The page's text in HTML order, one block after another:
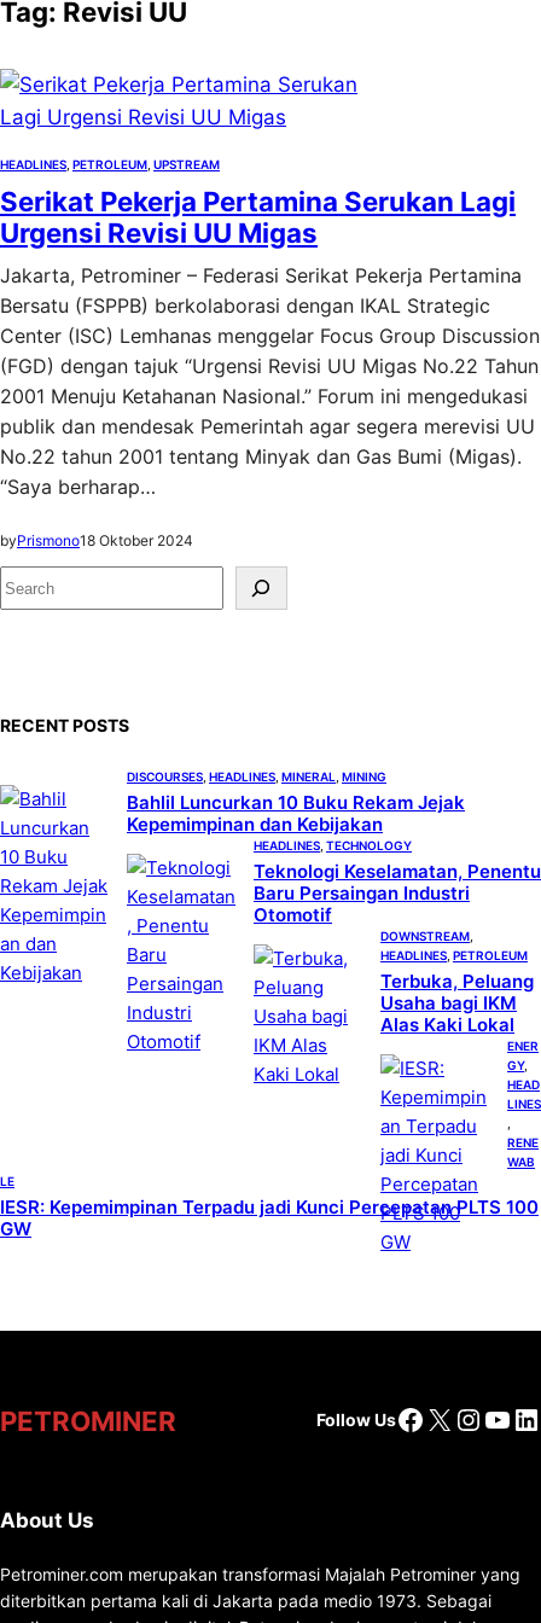
Tag: Revisi UU
HEADLINES PETROLEUM UPSTREAM
Serikat Pekerja Pertamina Serukan Lagi
Urgensi Revisi UU Migas
Jakarta, Petrominer – Federasi Serikat Pekerja Pertamina
Bersatu (FSPPB) berkolaborasi dengan IKAL Strategic
Center (ISC) Lemhanas menggelar Focus Group Discussion
(FGD) dengan tajuk “Urgensi Revisi UU Migas No.22 Tahun
2001 Menuju Ketahanan Nasional.” Forum ini mengedukasi
publik dan mendesak Pemerintah agar segera merevisi UU
No.22 tahun 2001 tentang Minyak dan Gas Bumi (Migas).
“Saya berharap…
byPrismono18 Oktober 2024
S
e
RECENT POSTS
DISCOURSES HEADLINES MINERAL MINING
Bahlil Luncurkan 10 Buku Rekam Jejak
Kepemimpinan dan Kebijakan
HEADLINES TECHNOLOGY
Teknologi Keselamatan, Penentu
Baru Persaingan Industri
Otomotif
DOWNSTREAM
HEADLINES PETROLEUM
Terbuka, Peluang
Usaha bagi IKM
Alas Kaki Lokal
ENER
GY
HEAD
LINES
RENE
WAB
LE
IESR: Kepemimpinan Terpadu jadi Kunci Percepatan PLTS 100
GW
PETROMINER Follow UsFacebook
X
About Us
Petrominer.com merupakan transformasi Majalah Petrominer yang
diterbitkan pertama kali di Jakarta pada medio 1973. Sebagai